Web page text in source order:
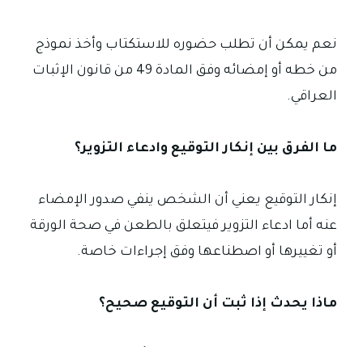
نعم يمكن أن تطلب حضوره للاستكتاب وأخذ نموذج
من خطه أو إمضائه وفق المادة 49 من قانون الإثبات
العراقي.
ما الفرق بين إنكار التوقيع وادعاء التزوير؟
إنكار التوقيع يعني أن الشخص ينفي صدور الإمضاء
عنه أما ادعاء التزوير فيتعلق بالطعن في صحة الورقة
أو تغييرها أو اصطناعها وفق إجراءات خاصة.
ماذا يحدث إذا ثبت أن التوقيع صحيح؟